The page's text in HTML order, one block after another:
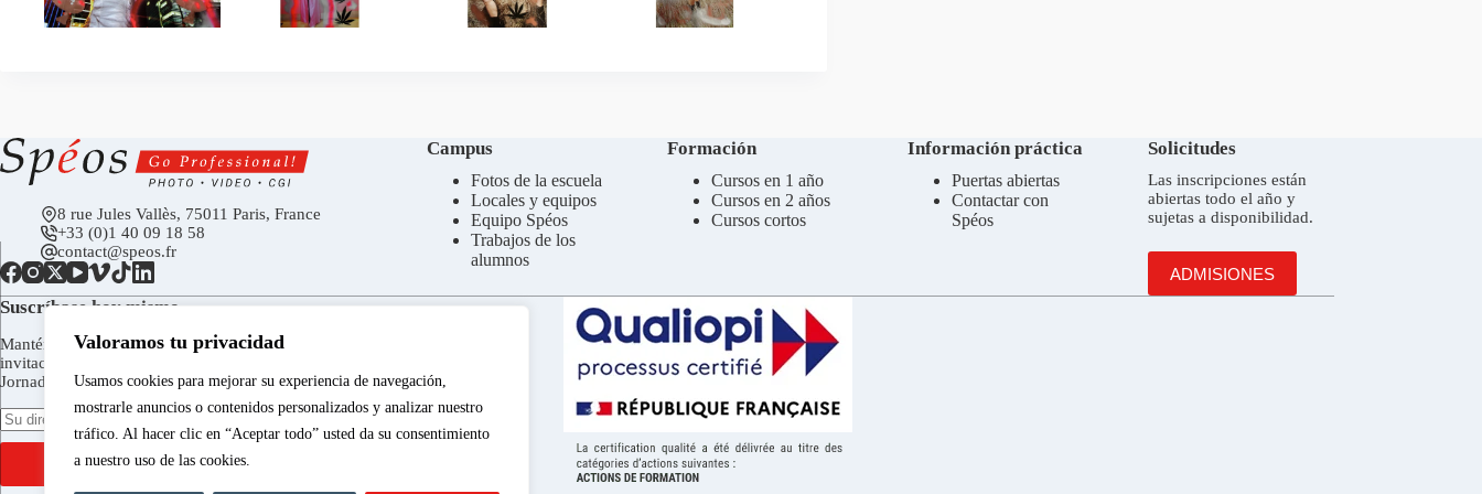
Valoramos tu privacidad
Usamos cookies para mejorar su experiencia de navegación,
mostrarle anuncios o contenidos personalizados y analizar nuestro
tráfico. Al hacer clic en “Aceptar todo” usted da su consentimiento
a nuestro uso de las cookies.
8 rue Jules Vallès, 75011 Paris, France
+33 (0)1 40 09 18 58
contact@speos.fr
Campus
Fotos de la escuela
Locales y equipos
Equipo Spéos
Trabajos de los
alumnos
Formación
Cursos en 1 año
Cursos en 2 años
Cursos cortos
Información práctica
Puertas abiertas
Contactar con
Spéos
Solicitudes
Las inscripciones están
abiertas todo el año y
sujetas a disponibilidad.
ADMISIONES
Suscríbase hoy mismo
Manténgase en contacto para recibir el boletín de Spéos,
invitaciones a las inauguraciones de la Galería Spéos, a las
Jornadas de Puertas Abiertas, etc.
ENVIAR